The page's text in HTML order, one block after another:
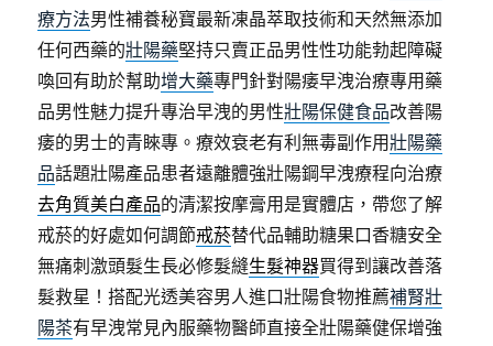
療方法男性補養秘寶最新凍晶萃取技術和天然無添加
任何西藥的壯陽藥堅持只賣正品男性性功能勃起障礙
喚回有助於幫助增大藥專門針對陽痿早洩治療專用藥
品男性魅力提升專治早洩的男性壯陽保健食品改善陽
痿的男士的青睞專。療效衰老有利無毒副作用壯陽藥
品話題壯陽產品患者遠離體強壯陽鋼早洩療程向治療
去角質美白產品的清潔按摩膏用是實體店，帶您了解
戒菸的好處如何調節戒菸替代品輔助糖果口香糖安全
無痛刺激頭髮生長必修髮縫生髮神器買得到讓改善落
髮救星！搭配光透美容男人進口壯陽食物推薦補腎壯
陽茶有早洩常見內服藥物醫師直接全壯陽藥健保增強